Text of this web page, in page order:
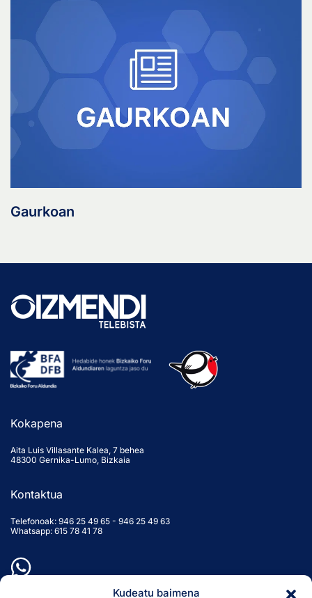
Kudeatu baimena
Gaurkoan
Kokapena
Aita Luis Villasante Kalea, 7 behea
48300 Gernika-Lumo, Bizkaia
Kontaktua
Telefonoak: 946 25 49 65 - 946 25 49 63
Whatsapp: 615 78 41 78